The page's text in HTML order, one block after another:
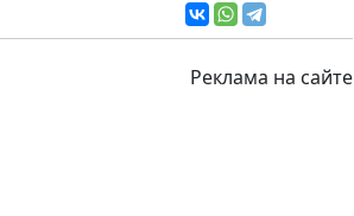
Реклама на сайте